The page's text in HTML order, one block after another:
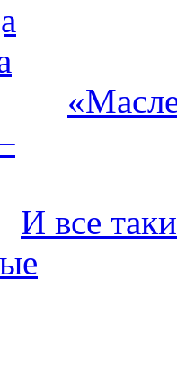
И все